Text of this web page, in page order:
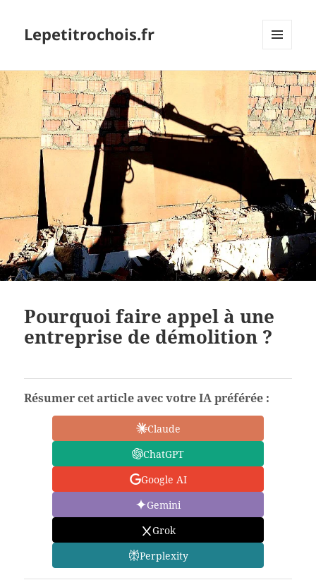
Lepetitrochois.fr
WIDGETS
Pourquoi faire appel à une
entreprise de démolition ?
Résumer cet article avec votre IA préférée :
Claude
ChatGPT
Google AI
Gemini
Grok
Perplexity